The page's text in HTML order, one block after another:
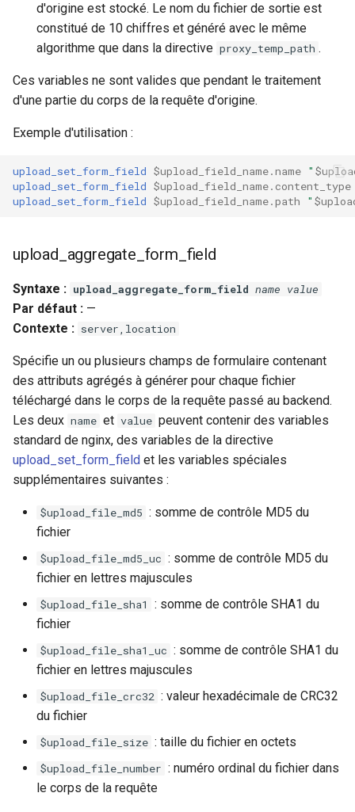
scrypt
session
shell
signal
smtp
snappy
sniproxy
socket
stats
string
t1k
tags
tarantool
template
timer
tsort
upload
d'origine est stocké. Le nom du fichier de sortie est
constitué de 10 chiffres et généré avec le même
algorithme que dans la directive proxy_temp_path .
Ces variables ne sont valides que pendant le traitement
d'une partie du corps de la requête d'origine.
Exemple d'utilisation :
upload_set_form_field $upload_field_name.name "
upload_set_form_field $upload_field_name.content_type
upload_set_form_field $upload_field_name.path "
upload_aggregate_form_field
Syntaxe : upload_aggregate_form_field name value
Par défaut : —
Contexte : server,location
Spécifie un ou plusieurs champs de formulaire contenant
des attributs agrégés à générer pour chaque fichier
téléchargé dans le corps de la requête passé au backend.
Les deux name et value peuvent contenir des variables
standard de nginx, des variables de la directive
upload_set_form_field et les variables spéciales
supplémentaires suivantes :
$upload_file_md5 : somme de contrôle MD5 du
fichier
$upload_file_md5_uc : somme de contrôle MD5 du
fichier en lettres majuscules
$upload_file_sha1
: somme de contrôle SHA1 du
fichier
$upload_file_sha1_uc : somme de contrôle SHA1 du
fichier en lettres majuscules
$upload_file_crc32 : valeur hexadécimale de CRC32
du fichier
$upload_file_size : taille du fichier en octets
$upload_file_number : numéro ordinal du fichier dans
le corps de la requête